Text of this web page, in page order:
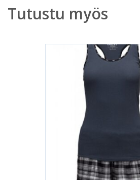
Tutustu myös